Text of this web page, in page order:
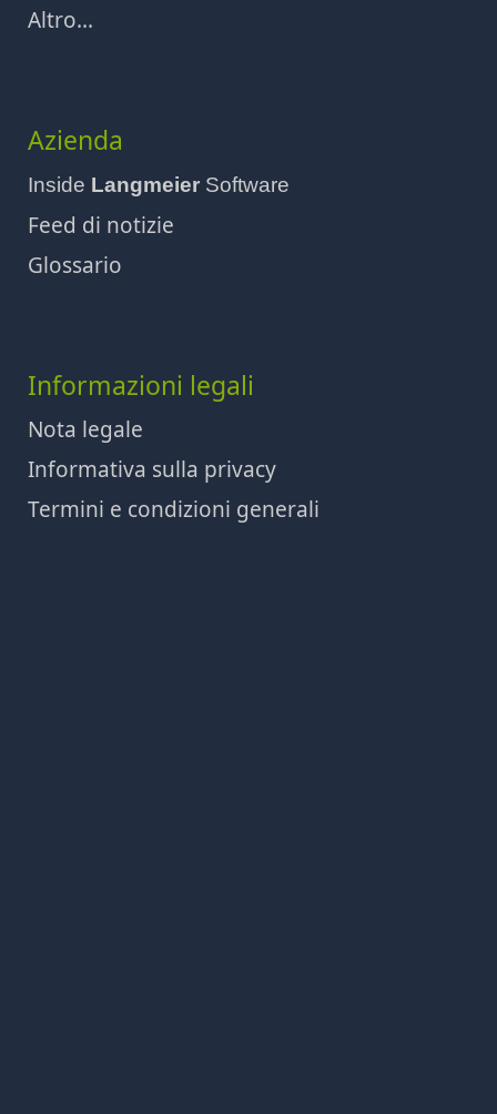
Altro...
Azienda
Inside Langmeier Software
Feed di notizie
Glossario
Informazioni legali
Nota legale
Informativa sulla privacy
Termini e condizioni generali